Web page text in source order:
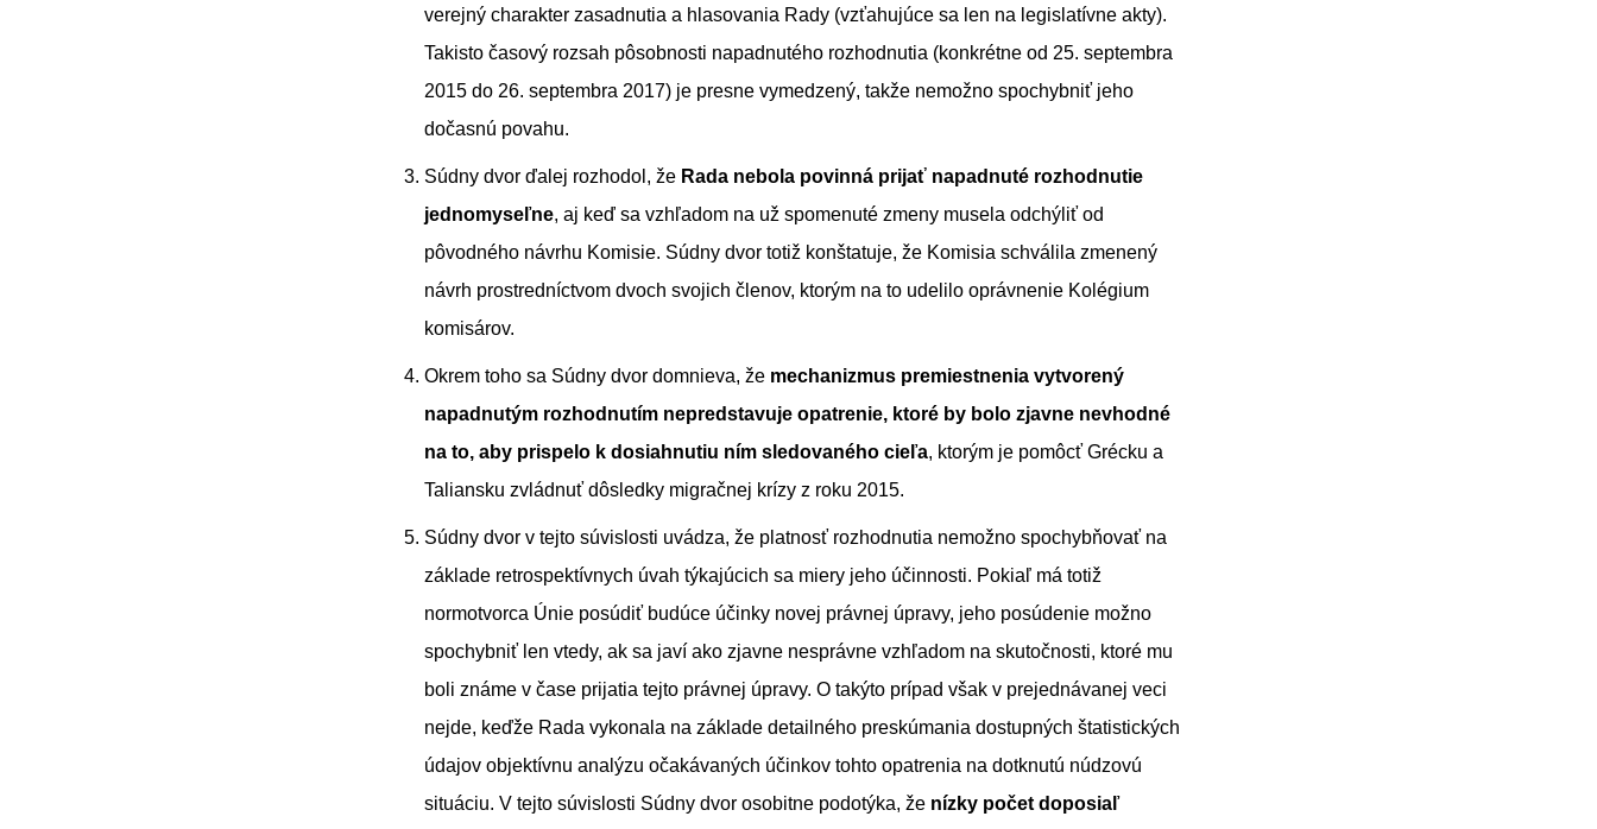
verejný charakter zasadnutia a hlasovania Rady (vzťahujúce sa len na legislatívne akty).
Takisto časový rozsah pôsobnosti napadnutého rozhodnutia (konkrétne od 25. septembra
2015 do 26. septembra 2017) je presne vymedzený, takže nemožno spochybniť jeho
dočasnú povahu.
Súdny dvor ďalej rozhodol, že Rada nebola povinná prijať napadnuté rozhodnutie
jednomyseľne, aj keď sa vzhľadom na už spomenuté zmeny musela odchýliť od
pôvodného návrhu Komisie. Súdny dvor totiž konštatuje, že Komisia schválila zmenený
návrh prostredníctvom dvoch svojich členov, ktorým na to udelilo oprávnenie Kolégium
komisárov.
Okrem toho sa Súdny dvor domnieva, že mechanizmus premiestnenia vytvorený
napadnutým rozhodnutím nepredstavuje opatrenie, ktoré by bolo zjavne nevhodné
na to, aby prispelo k dosiahnutiu ním sledovaného cieľa, ktorým je pomôcť Grécku a
Taliansku zvládnuť dôsledky migračnej krízy z roku 2015.
Súdny dvor v tejto súvislosti uvádza, že platnosť rozhodnutia nemožno spochybňovať na
základe retrospektívnych úvah týkajúcich sa miery jeho účinnosti. Pokiaľ má totiž
normotvorca Únie posúdiť budúce účinky novej právnej úpravy, jeho posúdenie možno
spochybniť len vtedy, ak sa javí ako zjavne nesprávne vzhľadom na skutočnosti, ktoré mu
boli známe v čase prijatia tejto právnej úpravy. O takýto prípad však v prejednávanej veci
nejde, keďže Rada vykonala na základe detailného preskúmania dostupných štatistických
údajov objektívnu analýzu očakávaných účinkov tohto opatrenia na dotknutú núdzovú
situáciu. V tejto súvislosti Súdny dvor osobitne podotýka, že nízky počet doposiaľ